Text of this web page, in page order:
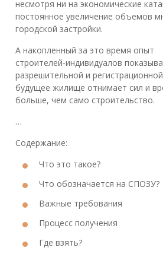
несмотря ни на экономические
постоянное увеличение объемов
городской застройки.
А накопленный за это время опыт
строителей‑индивидуалов
разрешительной и
будущее жилище отнимает сил и
больше, чем само строительство.
…
Содержание:
Что это такое?
Что обозначается на СПОЗУ?
Важные требования
Процесс получения
Где взять?